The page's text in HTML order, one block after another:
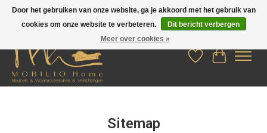
Verlanglijst
Sitemap
Door het gebruiken van onze website, ga je akkoord met het gebruik van
cookies om onze website te verbeteren.
Dit bericht verbergen
Meer over cookies »